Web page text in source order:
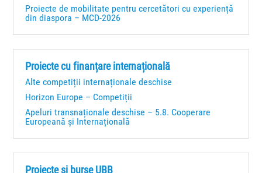
Proiecte de mobilitate pentru cercetători cu experiență
din diaspora – MCD-2026
Proiecte cu finanțare internațională
Alte competiții internaționale deschise
Horizon Europe – Competiții
Apeluri transnaționale deschise – 5.8. Cooperare
Europeană și Internațională
Proiecte și burse UBB